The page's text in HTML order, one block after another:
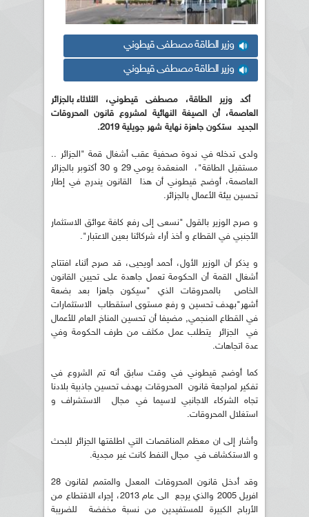
وزير الطاقة مصطفى قيطوني
وزير الطاقة مصطفى قيطوني
أكد وزير الطاقة، مصطفى قيطوني،
الثلاثاء بالجزائر
العاصمة، أن الصيغة النهائية لمشروع قانون المحروقات
الجديد ستكون جاهزة نهاية شهر جويلية 2019 .
ولدى تدخله في ندوة صحفية عقب أشغال قمة "الجزائر ..
مستقبل الطاقة"، المنعقدة يومي 29 و 30 أكتوبر بالجزائر
العاصمة، أوضح قيطوني أن هذا القانون يندرج في إطار
تحسين بيئة الأعمال بالجزائر.
و صرح الوزير بالقول "نسعى إلى رفع كافة عوائق الاستثمار
الأجنبي في القطاع و أخذ أراء شركائنا بعين الاعتبار".
و يذكر أن الوزير الأول، أحمد أويحيى، قد صرح أثناء افتتاح
أشغال القمة أن الحكومة تعمل جاهدة على تحيين القانون
الخاص بالمحروقات الذي "سيكون جاهزا بعد بضعة
أشهر"بهدف تحسين و رفع مستوى استقطاب الاستثمارات
في القطاع المنجمي, مضيفا أن تحسين المناخ العام للأعمال
في الجزائر يتطلب عمل مكثف من طرف الحكومة وفي
عدة اتجاهات.
كما أوضح قيطوني في وقت سابق أنه تم الشروع في
تفكير لمراجعة قانون المحروقات بهدف تحسين جاذبية بلادنا
تجاه الشركاء الاجانبي لاسيما في مجال الاستشراف و
استغلال المحروقات.
وأشار إلى ان معظم المناقصات التي اطلقتها الجزائر للبحث
و الاستكشاف في مجال النفط كانت غير مجدية.
وقد أدخل قانون المحروقات المعدل والمتمم لقانون 28
افريل 2005 والذي يرجع الى عام 2013، إجراء الاقتطاع من
الأرباح الكبيرة للمستفيدين من نسبة مخفضة للضريبة